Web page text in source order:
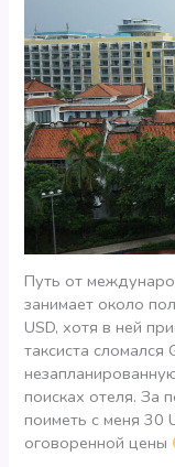
Путь от
занимает около
USD, хотя в ней
таксиста
поисках отеля. За
поиметь с меня 30
оговоренной цены